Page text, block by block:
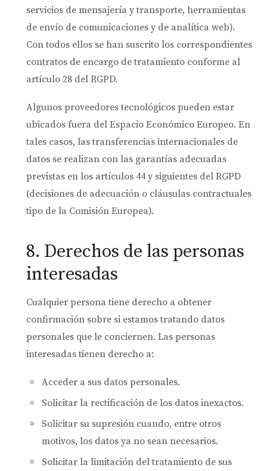
servicios de mensajería y transporte, herramientas
de envío de comunicaciones y de analítica web).
Con todos ellos se han suscrito los correspondientes
contratos de encargo de tratamiento conforme al
artículo 28 del RGPD.
Algunos proveedores tecnológicos pueden estar
ubicados fuera del Espacio Económico Europeo. En
tales casos, las transferencias internacionales de
datos se realizan con las garantías adecuadas
previstas en los artículos 44 y siguientes del RGPD
(decisiones de adecuación o cláusulas contractuales
tipo de la Comisión Europea).
8. Derechos de las personas
interesadas
Cualquier persona tiene derecho a obtener
confirmación sobre si estamos tratando datos
personales que le conciernen. Las personas
interesadas tienen derecho a:
Acceder a sus datos personales.
Solicitar la rectificación de los datos inexactos.
Solicitar su supresión cuando, entre otros
motivos, los datos ya no sean necesarios.
Solicitar la limitación del tratamiento de sus